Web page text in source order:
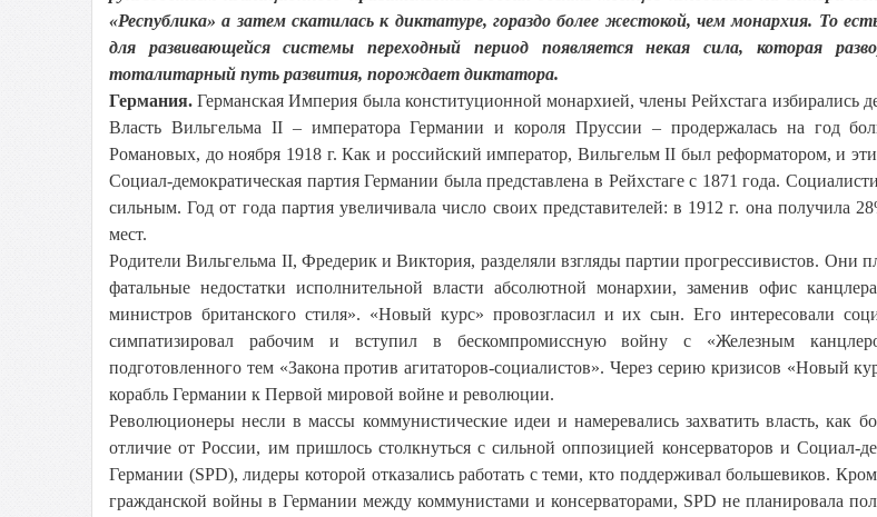
«Республика» а затем скатилась к диктатуре, гораздо более жестокой, чем монархия. То
для развивающейся системы переходный период появляется некая сила, которая
тоталитарный путь развития, порождает диктатора.
Германия. Германская Империя была конституционной монархией, члены Рейхстага избирались
Власть Вильгельма II – императора Германии и короля Пруссии – продержалась на год
Романовых, до ноября 1918 г. Как и российский император, Вильгельм II был реформатором, и
Социал-демократическая партия Германии была представлена в Рейхстаге с 1871 года.
сильным. Год от года партия увеличивала число своих представителей: в 1912 г. она получила
мест.
Родители Вильгельма II, Фредерик и Виктория, разделяли взгляды партии прогрессивистов. Они
фатальные недостатки исполнительной власти абсолютной монархии, заменив офис
министров британского стиля». «Новый курс» провозгласил и их сын. Его интересовали
симпатизировал рабочим и вступил в бескомпромиссную войну с «Железным
подготовленного тем «Закона против агитаторов-социалистов». Через серию кризисов «Новый
корабль Германии к Первой мировой войне и революции.
Революционеры несли в массы коммунистические идеи и намеревались захватить власть, как
отличие от России, им пришлось столкнуться с сильной оппозицией консерваторов и Социал-
Германии (SPD), лидеры которой отказались работать с теми, кто поддерживал большевиков.
гражданской войны в Германии между коммунистами и консерваторами, SPD не планировала